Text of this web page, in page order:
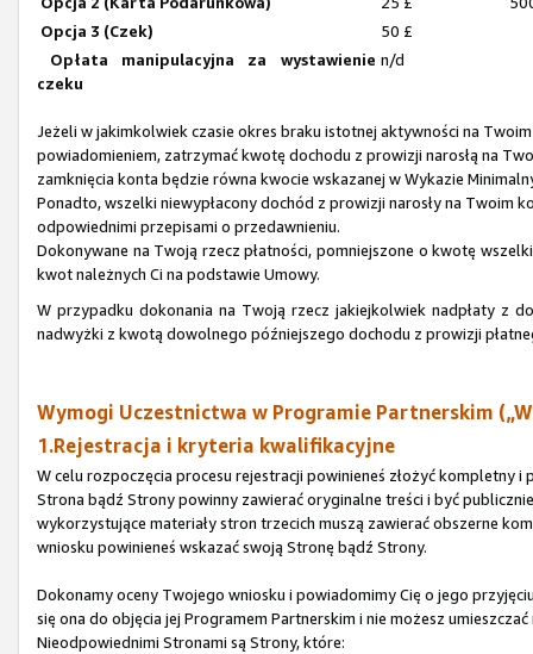
Opcja 3 (Czek)
50 £
Opłata manipulacyjna za wystawienie
czeku
n/d
Jeżeli w jakimkolwiek czasie okres braku istotnej aktywności na
powiadomieniem, zatrzymać kwotę dochodu z prowizji narosłą na
zamknięcia konta będzie równa kwocie wskazanej w Wykazie
Ponadto, wszelki niewypłacony dochód z prowizji narosły na Twoim
odpowiednimi przepisami o przedawnieniu.
Dokonywane na Twoją rzecz płatności, pomniejszone o kwotę
kwot należnych Ci na podstawie Umowy.
W przypadku dokonania na Twoją rzecz jakiejkolwiek nadpłaty z
nadwyżki z kwotą dowolnego późniejszego dochodu z prowizji
Wymogi Uczestnictwa w Programie Partnerskim
1.Rejestracja i kryteria kwalifikacyjne
W celu rozpoczęcia procesu rejestracji powinieneś złożyć kompletny
Strona bądź Strony powinny zawierać oryginalne treści i być
wykorzystujące materiały stron trzecich muszą zawierać obszerne
wniosku powinieneś wskazać swoją Stronę bądź Strony.
Dokonamy oceny Twojego wniosku i powiadomimy Cię o jego
się ona do objęcia jej Programem Partnerskim i nie możesz
Nieodpowiednimi Stronami są Strony, które: